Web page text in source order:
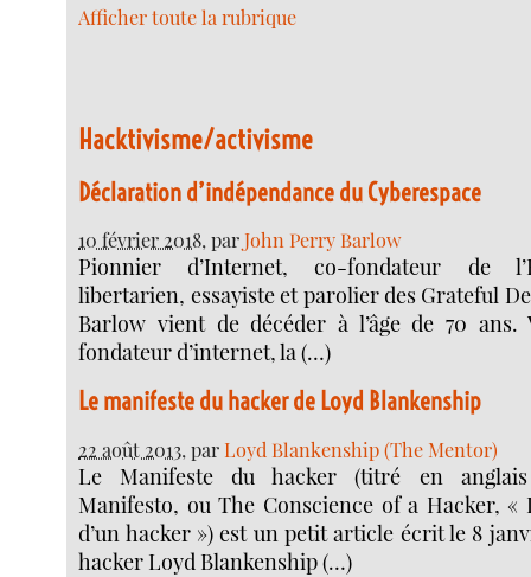
Afficher toute la rubrique
Hacktivisme/activisme
Déclaration d’indépendance du Cyberespace
10 février 2018, parJohn Perry Barlow
Pionnier d’Internet, co-fondateur de
libertarien, essayiste et parolier des Grateful
Barlow vient de décéder à l’âge de 70
fondateur d’internet, la (…)
Le manifeste du hacker de Loyd Blankenship
22 août 2013, parLoyd Blankenship (The Mentor)
Le Manifeste du hacker (titré en
Manifesto, ou The Conscience of a Hacker, «
d’un hacker ») est un petit article écrit le 8
hacker Loyd Blankenship (…)